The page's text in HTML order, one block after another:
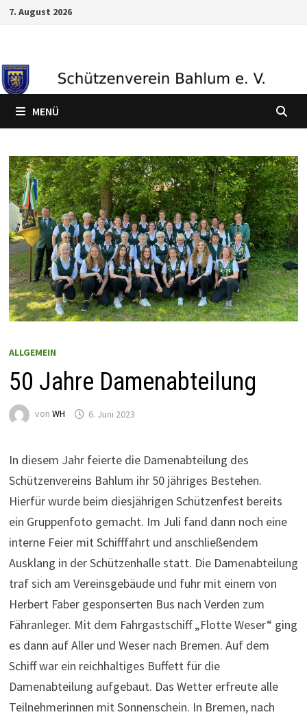
Zum7. August 2026
MENÜ
ALLGEMEIN
50 Jahre Damenabteilung
von WH 6. Juni 2023
In diesem Jahr feierte die Damenabteilung des
Schützenvereins Bahlum ihr 50 jähriges Bestehen.
Hierfür wurde beim diesjährigen Schützenfest bereits
ein Gruppenfoto gemacht. Im Juli fand dann noch eine
interne Feier mit Schifffahrt und anschließendem
Ausklang in der Schützenhalle statt. Die Damenabteilung
traf sich am Vereinsgebäude und fuhr mit einem von
Herbert Faber gesponserten Bus nach Verden zum
Fähranleger. Mit dem Fahrgastschiff „Flotte Weser“ ging
es dann auf Aller und Weser nach Bremen. Auf dem
Schiff war ein reichhaltiges Buffett für die
Damenabteilung aufgebaut. Das Wetter erfreute alle
Teilnehmerinnen mit Sonnenschein. In Bremen, nach